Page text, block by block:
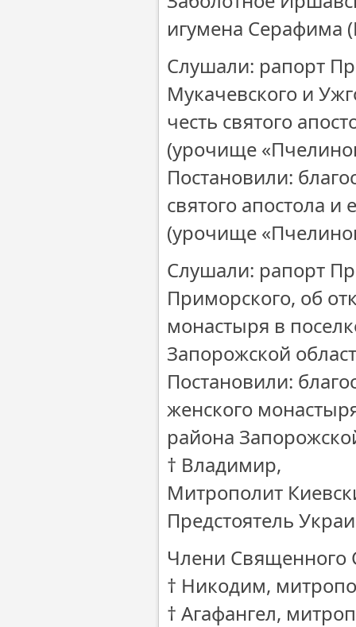
игумена Серафима
Слушали: рапорт
Мукачевского и
честь святого
(урочище
Постановили:
святого апостола и
(урочище
Слушали: рапорт
Приморского, об
монастыря в
Запорожской
Постановили:
женского
района
† Владимир,
Митрополит
Предстоятель
Члени Священного
† Никодим,
† Агафангел,